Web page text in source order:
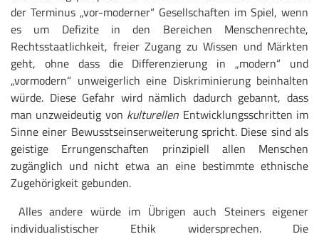
der Terminus „vor-moderner“ Gesellschaften im Spiel, wenn
es um Defizite in den Bereichen Menschenrechte,
Rechtsstaatlichkeit, freier Zugang zu Wissen und Märkten
geht, ohne dass die Differenzierung in „modern“ und
„vormodern“ unweigerlich eine Diskriminierung beinhalten
würde. Diese Gefahr wird nämlich dadurch gebannt, dass
man unzweideutig von kulturellen Entwicklungsschritten im
Sinne einer Bewusstseinserweiterung spricht. Diese sind als
geistige Errungenschaften prinzipiell allen Menschen
zugänglich und nicht etwa an eine bestimmte ethnische
Zugehörigkeit gebunden.
Alles andere würde im Übrigen auch Steiners eigener
individualistischer Ethik widersprechen. Die